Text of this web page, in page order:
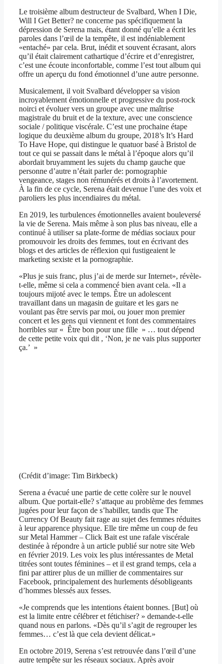
Le troisième album destructeur de Svalbard, When I Die,
Will I Get Better? ne concerne pas spécifiquement la
dépression de Serena mais, étant donné qu’elle a écrit les
paroles dans l’œil de la tempête, il est indéniablement
«entaché» par cela. Brut, inédit et souvent écrasant, alors
qu’il était clairement cathartique d’écrire et d’enregistrer,
c’est une écoute inconfortable, comme l’est tout album qui
offre un aperçu du fond émotionnel d’une autre personne.
Musicalement, il voit Svalbard développer sa vision
incroyablement émotionnelle et progressive du post-rock
noirci et évoluer vers un groupe avec une maîtrise
magistrale du bruit et de la texture, avec une conscience
sociale / politique viscérale. C’est une prochaine étape
logique du deuxième album du groupe, 2018’s It’s Hard
To Have Hope, qui distingue le quatuor basé à Bristol de
tout ce qui se passait dans le métal à l’époque alors qu’il
abordait bruyamment les sujets du champ gauche que
personne d’autre n’était parler de: pornographie
vengeance, stages non rémunérés et droits à l’avortement.
À la fin de ce cycle, Serena était devenue l’une des voix et
paroliers les plus incendiaires du métal.
En 2019, les turbulences émotionnelles avaient bouleversé
la vie de Serena. Mais même à son plus bas niveau, elle a
continué à utiliser sa plate-forme de médias sociaux pour
promouvoir les droits des femmes, tout en écrivant des
blogs et des articles de réflexion qui fustigeaient le
marketing sexiste et la pornographie.
«Plus je suis franc, plus j’ai de merde sur Internet», révèle-
t-elle, même si cela a commencé bien avant cela. «Il a
toujours mijoté avec le temps. Être un adolescent
travaillant dans un magasin de guitare et les gars ne
voulant pas être servis par moi, ou jouer mon premier
concert et les gens qui viennent et font des commentaires
horribles sur « Être bon pour une fille » … tout dépend
de cette petite voix qui dit , ‘Non, je ne vais plus supporter
ça.’ »
(Crédit d’image: Tim Birkbeck)
Serena a évacué une partie de cette colère sur le nouvel
album. Que portait-elle? s’attaque au problème des femmes
jugées pour leur façon de s’habiller, tandis que The
Currency Of Beauty fait rage au sujet des femmes réduites
à leur apparence physique. Elle tire même un coup de feu
sur Metal Hammer – Click Bait est une rafale viscérale
destinée à répondre à un article publié sur notre site Web
en février 2019. Les voix les plus intéressantes de Metal
titrées sont toutes féminines – et il est grand temps, cela a
fini par attirer plus de un millier de commentaires sur
Facebook, principalement des hurlements désobligeants
d’hommes blessés aux fesses.
«Je comprends que les intentions étaient bonnes. [But] où
est la limite entre célébrer et fétichiser? » demande-t-elle
quand nous en parlons. «Dès qu’il s’agit de regrouper les
femmes… c’est là que cela devient délicat.»
En octobre 2019, Serena s’est retrouvée dans l’œil d’une
autre tempête sur les réseaux sociaux. Après avoir